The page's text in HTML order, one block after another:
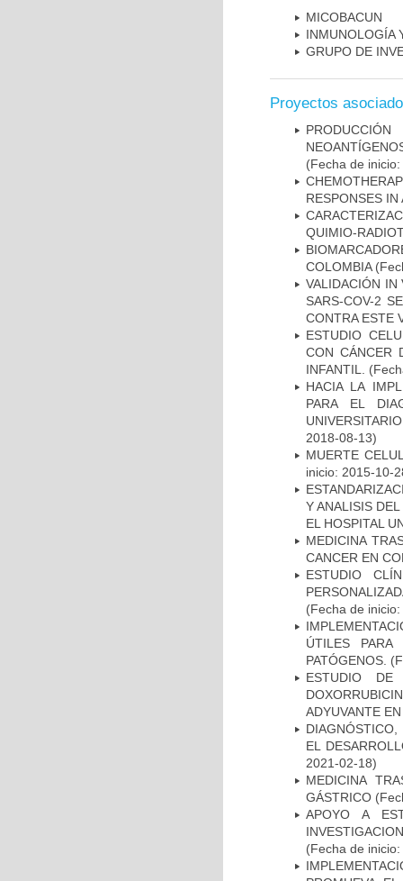
MICOBAC­UN
INMUNOLOGÍA
GRUPO DE
Proyectos
(Fecha de
RESPONSES IN
QUIMIO-
COLOMBIA
VALIDACIÓN IN
SARS-COV-2
CONTRA ESTE
ESTUDIO
CON CÁNCER
INFANTIL.
HACIA LA
PARA EL
2018-08-13)
MUERTE
inicio: 2015-10-
Y ANALISIS
EL HOSPITAL
MEDICINA
CANCER EN
ESTUDIO
(Fecha de
ÚTILES
PATÓGENOS.
ESTUDIO DE
ADYUVANTE
EL
2021-02-18)
MEDICINA
GÁSTRICO
APOYO A
(Fecha de